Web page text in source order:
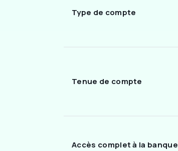
Type de compte
Tenue de compte
Accès complet à la banque